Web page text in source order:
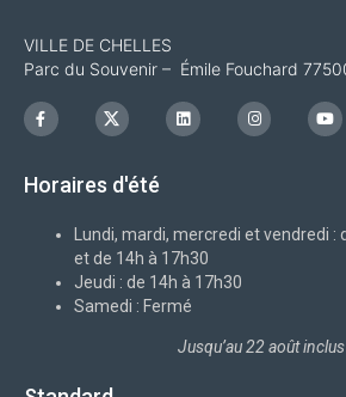
VILLE DE CHELLES
Parc du Souvenir – Émile Fouchard
F
a
c
o
I
c
o
x
L
i
n
I
n
s
m
Y
o
u
Horaires d'été
Lundi, mardi, mercredi et vendredi :
et de 14h à 17h30
Jeudi : de 14h à 17h30
Samedi : Fermé
Jusqu’au 22 août inclus